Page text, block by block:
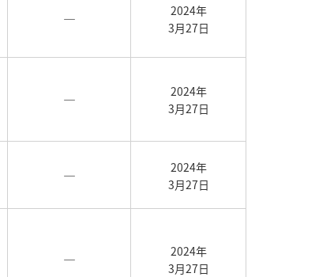
―
2024年
3月27日
―
2024年
3月27日
―
2024年
3月27日
―
2024年
3月27日